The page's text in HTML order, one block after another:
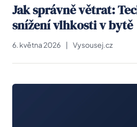
Jak správně větrat:
snížení vlhkosti v bytě
6. května 2026 | Vysousej.cz